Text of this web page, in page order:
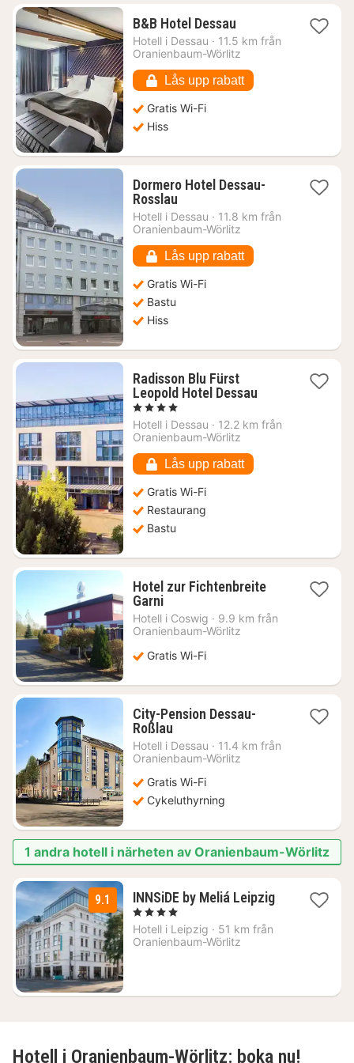
B&B Hotel Dessau1
natt
från
kr.
Hotell i Dessau · 11.5 km från
Oranienbaum-Wörlitz
Lås upp rabatt
Gratis Wi-Fi
Hiss
Dormero Hotel Dessau-
Rosslau1
natt
från
kr.
Hotell i Dessau · 11.8 km från
Oranienbaum-Wörlitz
Lås upp rabatt
Gratis Wi-Fi
Bastu
Hiss
Radisson Blu Fürst
Leopold Hotel Dessau1
från
, 4 Stjärnor
Hotell i Dessau · 12.2 km från
Oranienbaum-Wörlitz
Lås upp rabatt
Gratis Wi-Fi
Restaurang
Bastu
Hotel zur Fichtenbreite
Garni1
natt
från
kr.
Hotell i Coswig · 9.9 km från
Oranienbaum-Wörlitz
Gratis Wi-Fi
City-Pension Dessau-
Roßlau1
natt
från
kr.
Hotell i Dessau · 11.4 km från
Oranienbaum-Wörlitz
Gratis Wi-Fi
Cykeluthyrning
1 andra hotell i närheten av Oranienbaum-Wörlitz
9.1 INNSiDE by Meliá Leipzig1
, 4 Stjärnor
Hotell i Leipzig · 51 km från
Oranienbaum-Wörlitz
Hotell i Oranienbaum-Wörlitz: boka nu!